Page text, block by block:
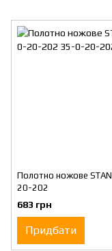
Полотно ножове
20-202
683 грн
Придбати